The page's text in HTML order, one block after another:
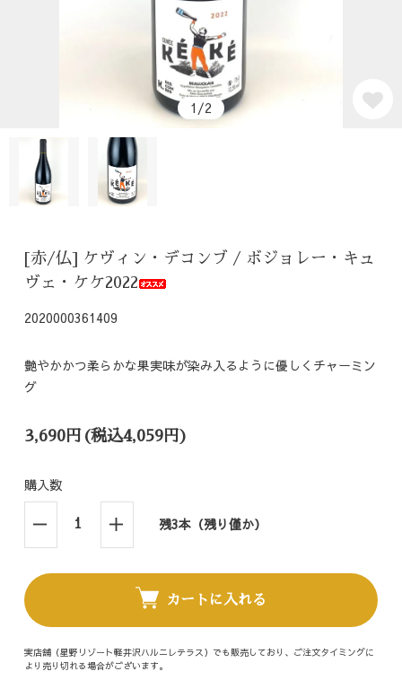
1/2
[赤/仏] ケヴィン・デコンブ / ボジョレー・キュ
ヴェ・ケケ2022
2020000361409
艶やかかつ柔らかな果実味が染み入るように優しくチャーミン
グ
3,690円(税込4,059円)
購入数
残3本（残り僅か）
カートに入れる
実店舗（星野リゾート軽井沢ハルニレテラス）でも販売しており、ご注文タイミングに
より売り切れる場合がございます。